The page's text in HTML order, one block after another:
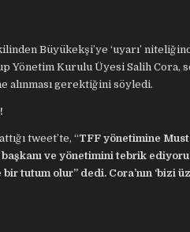
Büyükekşi’ye ‘uyarı’
Yönetim Kurulu Üyesi Salih Cora,
alınması gerektiğini söyledi.
tweet’te, “TFF yönetimine
ve yönetimini tebrik
tutum olur” dedi. Cora’nın ‘bizi